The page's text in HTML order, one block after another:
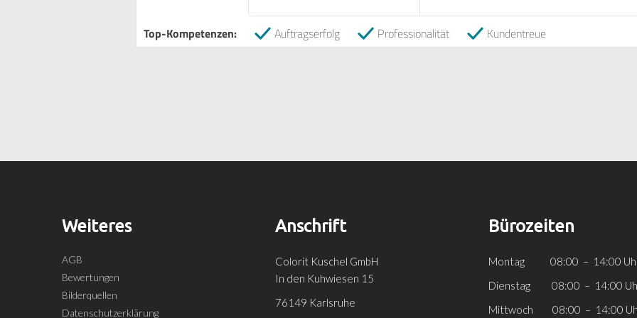
Top-Kompetenzen: Auftragserfolg Professionalität Kundentreue
Weiteres
AGB
Bewertungen
Bilderquellen
Datenschutzerklärung
Anschrift
Colorit Kuschel GmbH
In den Kuhwiesen 15
76149 Karlsruhe
Bürozeiten
Montag 08:00 – 14:00
Dienstag 08:00 – 14:00
Mittwoch 08:00 – 14:00